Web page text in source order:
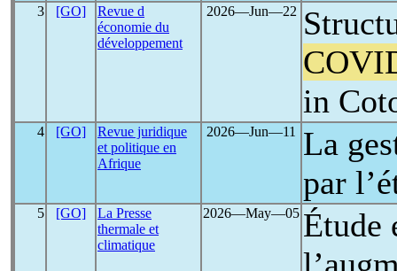
3 [GO]
Revue d
économie du
développement
2026―Jun―22
in
4 [GO]
Revue juridique
et politique en
Afrique
2026―Jun―11
La
par
5 [GO]
La Presse
thermale et
climatique
2026―May―05 Étude